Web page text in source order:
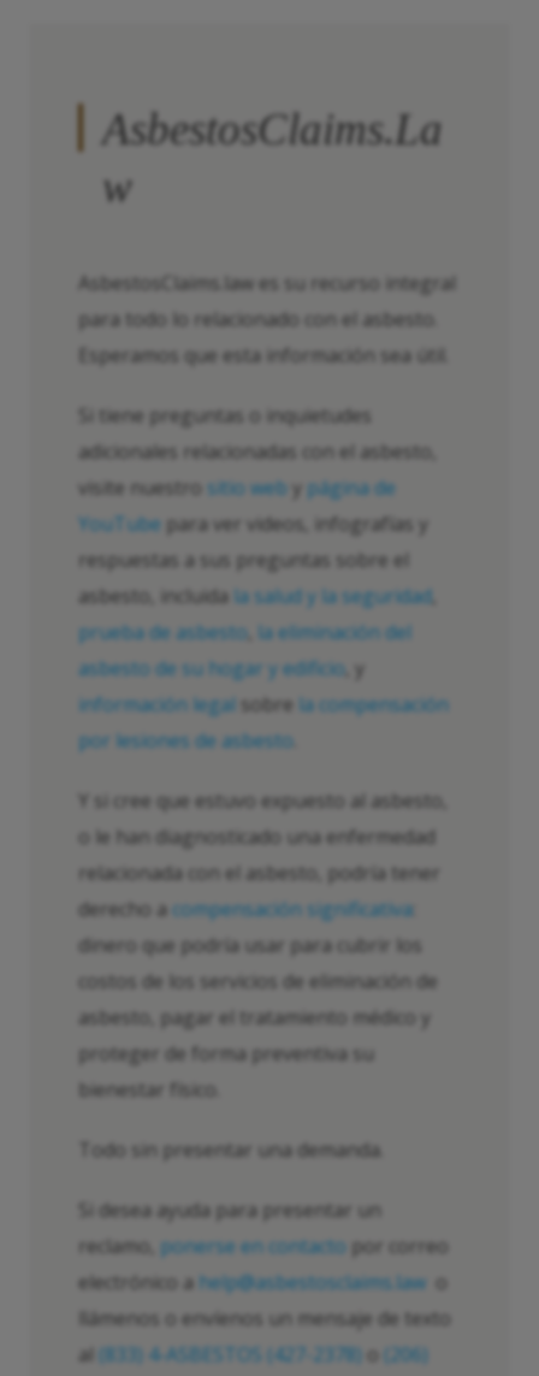
AsbestosClaims.La
w
AsbestosClaims.law es su recurso integral
para todo lo relacionado con el asbesto.
Esperamos que esta información sea útil.
Si tiene preguntas o inquietudes
adicionales relacionadas con el asbesto,
visite nuestro sitio web y página de
YouTube para ver videos, infografías y
respuestas a sus preguntas sobre el
asbesto, incluida la salud y la seguridad
prueba de asbesto la eliminación del
asbesto de su hogar y edificio , y
información legal sobre la compensación
por lesiones de asbesto
Y si cree que estuvo expuesto al asbesto,
o le han diagnosticado una enfermedad
relacionada con el asbesto, podría tener
derecho a compensación significativa:
dinero que podría usar para cubrir los
costos de los servicios de eliminación de
asbesto, pagar el tratamiento médico y
proteger de forma preventiva su
bienestar físico.
Todo sin presentar una demanda.
Si desea ayuda para presentar un
reclamo, ponerse en contacto por correo
electrónico a help@asbestosclaims.law
llámenos o envíenos un mensaje de texto
al (833) 4-ASBESTOS (427-2378)
(206)